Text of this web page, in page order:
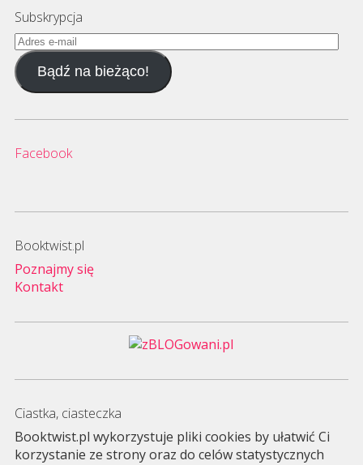
Subskrypcja
Adres
e-
mailBądź na bieżąco!
Facebook
Booktwist.pl
Poznajmy się
Kontakt
Ciastka, ciasteczka
Booktwist.pl wykorzystuje pliki cookies by ułatwić Ci
korzystanie ze strony oraz do celów statystycznych